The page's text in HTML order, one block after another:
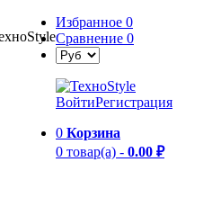
Избранное 0
Сравнение 0
ВойтиРегистрация
0 Корзина
0 товар(а) - 0.00 ₽